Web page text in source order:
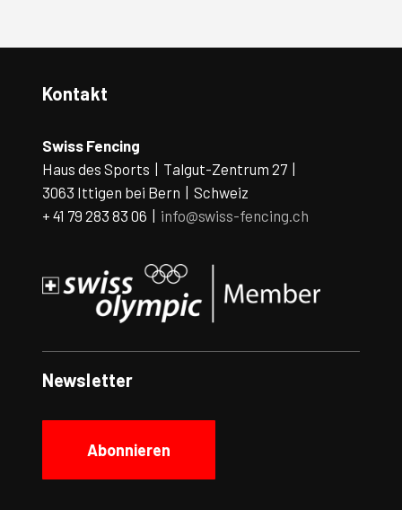
Kontakt
Swiss Fencing
Haus des Sports | Talgut-Zentrum 27 |
3063 Ittigen bei Bern | Schweiz
+ 41 79 283 83 06 | info@swiss-fencing.ch
Newsletter
Abonnieren